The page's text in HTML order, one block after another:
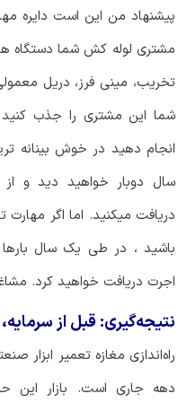
پیشنهاد من این است دایره
مشتری لوله کش شما
تخریب، مینی فرز، دریل
شما این مشتری را جذب
انجام دهید در خوش بینانه
سال دوبار خواهید دید و از
دریافت میکنید. اما اگر مهارت
باشید ، در طی یک سال
اجرت دریافت خواهید کرد.
نتیجه‌گیری: قبل از
راهاندازی مغازه تعمیر ابزار
دهه جاری است. بازار این